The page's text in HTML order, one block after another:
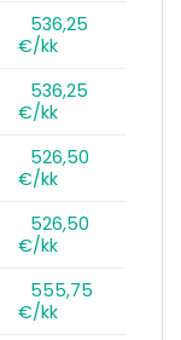
536,25
€/kk
536,25
€/kk
526,50
€/kk
526,50
€/kk
555,75
€/kk